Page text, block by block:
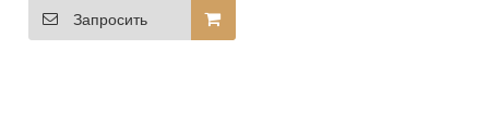
раздвижные окна с
алюминиевым
Запросить